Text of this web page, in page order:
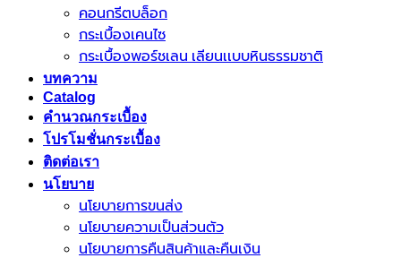
คอนกรีตบล็อก
กระเบื้องเคนไซ
กระเบื้องพอร์ชเลน เลียนเเบบหินธรรมชาติ
บทความ
Catalog
คำนวณกระเบื้อง
โปรโมชั่นกระเบื้อง
ติดต่อเรา
นโยบาย
นโยบายการขนส่ง
นโยบายความเป็นส่วนตัว
นโยบายการคืนสินค้าและคืนเงิน